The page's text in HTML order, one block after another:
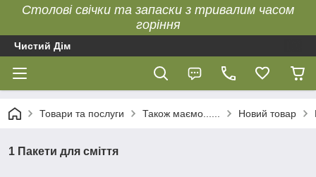
Столові свічки та запаски з тривалим часом
горіння
Чистий Дім
Товари та послуги Також маємо...... Новий товар
1 Пакети для сміття